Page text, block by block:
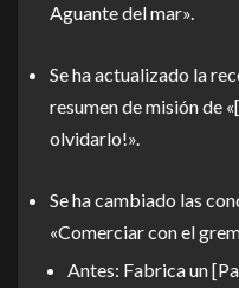
Aguante del mar».
Se ha actualizado la
resumen de misión de
olvidarlo!».
Se ha cambiado las
«Comerciar con el
Antes: Fabrica un